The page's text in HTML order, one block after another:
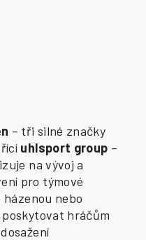
– tři silné značky
uhlsport group –
na vývoj a
pro týmové
nebo
hráčům